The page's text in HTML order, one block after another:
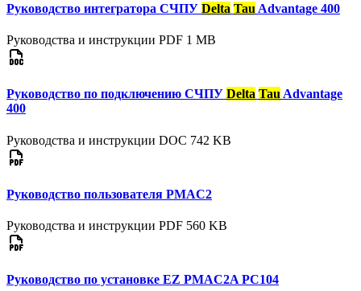
Руководство интегратора СЧПУ Delta Tau Advantage 400
Руководства и инструкции PDF 1 MB
Руководство по подключению СЧПУ Delta Tau Advantage
400
Руководства и инструкции DOC 742 KB
Руководство пользователя PMAC2
Руководства и инструкции PDF 560 KB
Руководство по установке EZ PMAC2A PC104